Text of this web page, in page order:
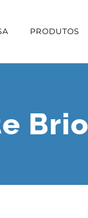
PRODUTOS
Brio